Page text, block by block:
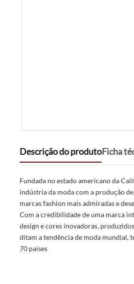
Descrição do produtoFicha
Fundada no estado americano da
indústria da moda com a produção
marcas fashion mais admiradas e
Com a credibilidade de uma marca
design e cores inovadoras,
ditam a tendência de moda mundial,
70 países